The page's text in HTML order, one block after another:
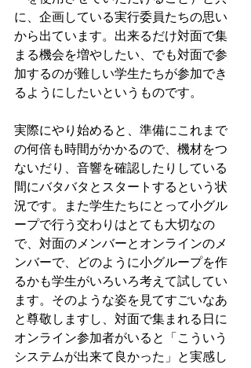
に、企画している実行委員たちの思い
から出ています。出来るだけ対面で集
まる機会を増やしたい、でも対面で参
加するのが難しい学生たちが参加でき
るようにしたいというものです。
実際にやり始めると、準備にこれまで
の何倍も時間がかかるので、機材をつ
ないだり、音響を確認したりしている
間にバタバタとスタートするという状
況です。また学生たちにとって小グル
ープで行う交わりはとても大切なの
で、対面のメンバーとオンラインのメ
ンバーで、どのように小グループを作
るかも学生がいろいろ考えて試してい
ます。そのような姿を見てすごいなあ
と尊敬しますし、対面で集まれる日に
オンライン参加者がいると「こういう
システムが出来て良かった」と実感し